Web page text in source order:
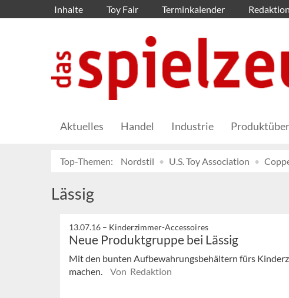
Inhalte Toy Fair Terminkalender Redaktion
Aktuelles Handel Industrie
Top-Themen: Nordstil U.S. Toy Association
Lässig
13.07.16 – Kinderzimmer-Accessoires
Neue Produktgruppe bei Lässig
Mit den bunten Aufbewahrungsbehältern fürs
machen.
Von Redaktion